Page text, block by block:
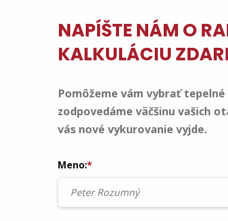
NAPÍŠTE NÁM O
KALKULÁCIU
Pomôžeme vám vybrať
zodpovedáme väčšinu vašich
vás nové vykurovanie vyjde.
Meno:*